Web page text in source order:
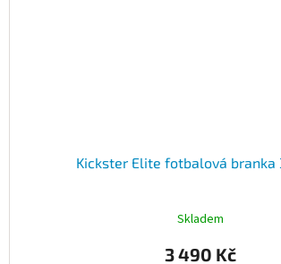
Kickster Elite fotbalová branka
Skladem
3 490 Kč